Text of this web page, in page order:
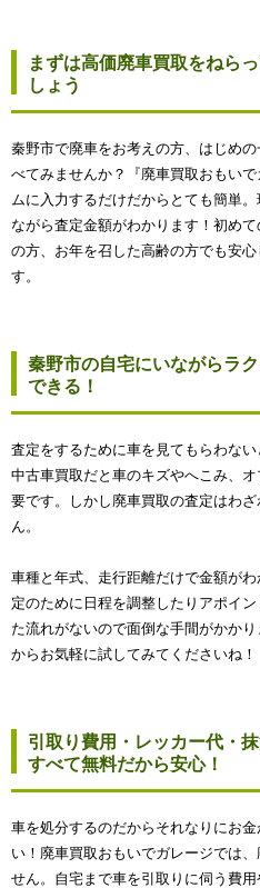
まずは高価廃車買取をねら
しょう
秦野市で廃車をお考えの方、はじめ
べてみませんか？『廃車買取おもい
ムに入力するだけだからとても簡単
ながら査定金額がわかります！初め
の方、お年を召した高齢の方でも安
す。
秦野市の自宅にいながらラ
できる！
査定をするために車を見てもらわな
中古車買取だと車のキズやへこみ、
要です。しかし廃車買取の査定はわ
ん。
車種と年式、走行距離だけで金額が
定のために日程を調整したりアポイ
た流れがないので面倒な手間がかか
からお気軽に試してみてくださいね！
引取り費用・レッカー代・
すべて無料だから安心！
車を処分するのだからそれなりにお
い！廃車買取おもいでガレージでは
せん。自宅まで車を引取りに伺う費